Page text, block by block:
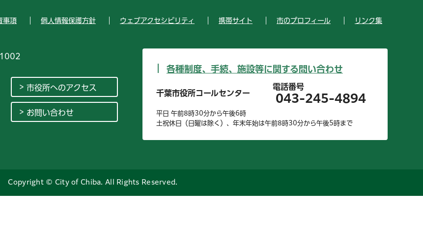
事項 個人情報保護方針 ウェブアクセシビリティ 携帯サイト 市のプロフィール リンク集
市役所へのアクセス
お問い合わせ
各種制度、手続、施設等に関する問い合わせ
千葉市役所コールセンター
電話番号
043-245-4894
平日 午前8時30分から午後6時
土祝休日（日曜は除く）、年末年始は午前8時30分から午後5時まで
Copyright © City of Chiba. All Rights Reserved.